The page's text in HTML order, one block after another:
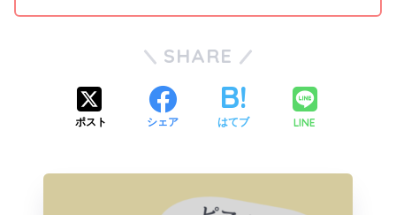
SHARE
ポスト シェア はてブ LINE